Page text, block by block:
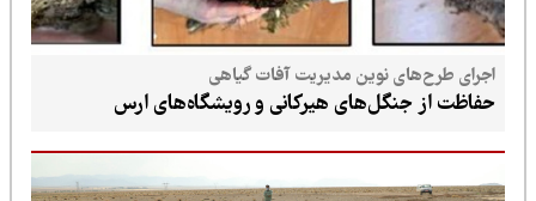
اجرای طرح‌های نوین مدیریت آفات گیاهی
حفاظت از جنگل‌های هیرکانی و رویشگاه‌های ارس